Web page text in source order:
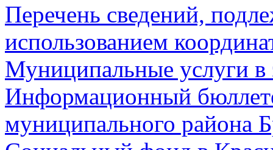
Перечень сведений,
использованием
Муниципальные услуги в
Информационный
муниципального района